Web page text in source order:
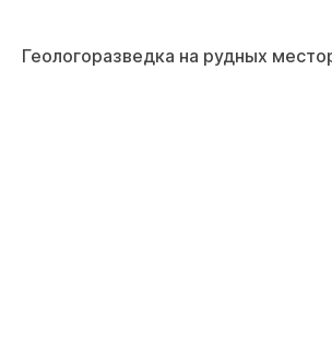
Геологоразведка на рудных